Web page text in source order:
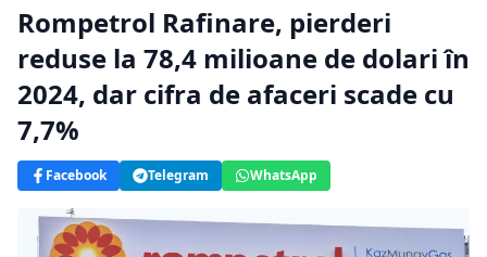
Rompetrol Rafinare, pierderi
reduse la 78,4 milioane de dolari în
2024, dar cifra de afaceri scade cu
7,7%
Facebook Telegram WhatsApp